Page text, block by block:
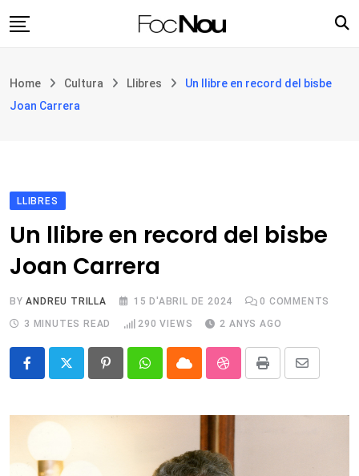
to
Filosofia i teologia
Botiga
Home Cultura Llibres
Un llibre en record del bisbe
Joan Carrera
LLIBRES
Un llibre en record del bisbe
Joan Carrera
BYANDREU TRILLA 15 D'ABRIL DE 2024 0 COMMENTS
3 MINUTES READ
290 VIEWS 2 ANYS AGO
PinterestWhatsappCloud StumbleUpon
Print
Share
Email